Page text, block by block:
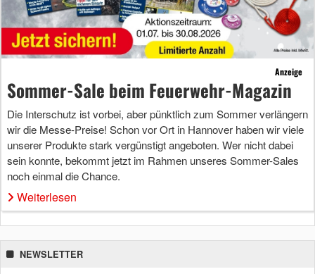
Anzeige
Sommer-Sale beim Feuerwehr-Magazin
Die Interschutz ist vorbei, aber pünktlich zum Sommer verlängern
wir die Messe-Preise! Schon vor Ort in Hannover haben wir viele
unserer Produkte stark vergünstigt angeboten. Wer nicht dabei
sein konnte, bekommt jetzt im Rahmen unseres Sommer-Sales
noch einmal die Chance.
Weiterlesen
NEWSLETTER